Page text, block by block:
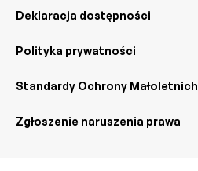
Deklaracja dostępności
Polityka prywatności
Standardy Ochrony Małoletnich
Zgłoszenie naruszenia prawa